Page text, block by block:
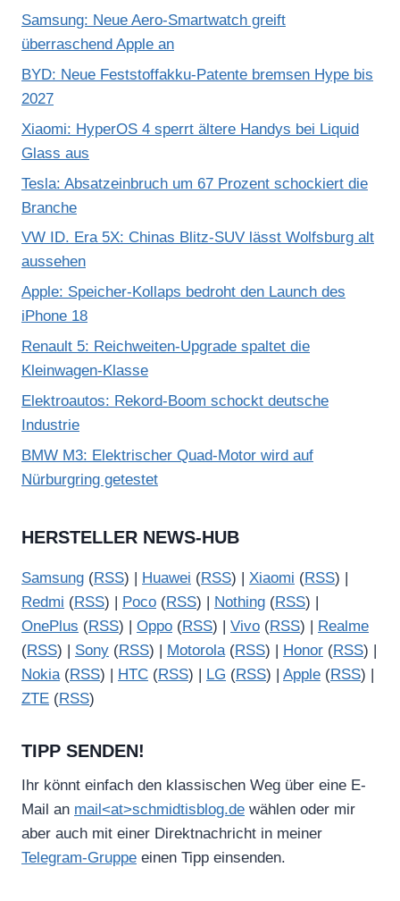
Samsung: Neue Aero-Smartwatch greift
überraschend Apple an
BYD: Neue Feststoffakku-Patente bremsen Hype bis
2027
Xiaomi: HyperOS 4 sperrt ältere Handys bei Liquid
Glass aus
Tesla: Absatzeinbruch um 67 Prozent schockiert die
Branche
VW ID. Era 5X: Chinas Blitz-SUV lässt Wolfsburg alt
aussehen
Apple: Speicher-Kollaps bedroht den Launch des
iPhone 18
Renault 5: Reichweiten-Upgrade spaltet die
Kleinwagen-Klasse
Elektroautos: Rekord-Boom schockt deutsche
Industrie
BMW M3: Elektrischer Quad-Motor wird auf
Nürburgring getestet
HERSTELLER NEWS-HUB
Samsung (RSS) | Huawei (RSS) | Xiaomi (RSS) |
Redmi (RSS) | Poco (RSS) | Nothing (RSS) |
OnePlus (RSS) | Oppo (RSS) | Vivo (RSS) |
Realme
(RSS) | Sony (RSS) | Motorola(RSS) | Honor (RSS) |
Nokia(RSS) | HTC (RSS) | LG (RSS) | Apple (RSS) |
ZTE (RSS)
TIPP SENDEN!
Ihr könnt einfach den klassischen Weg über eine E-
Mail an mail<at>schmidtisblog.de wählen oder mir
aber auch mit einer Direktnachricht in meiner
Telegram-Gruppe einen Tipp einsenden.